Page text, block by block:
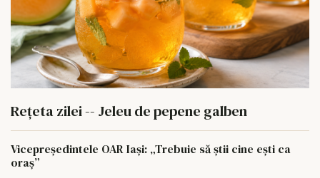
Rețeta zilei -- Jeleu de pepene galben
Vicepreședintele OAR Iași: „Trebuie să știi cine ești ca
oraș”